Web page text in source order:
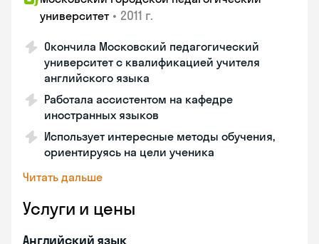
университет • 2011 г.
Окончила Московский педагогический
университет с квалификацией учителя
английского языка
Работала ассистентом на кафедре
иностранных языков
Использует интересные методы обучения,
ориентируясь на цели ученика
Читать дальше
Услуги и цены
Английский язык